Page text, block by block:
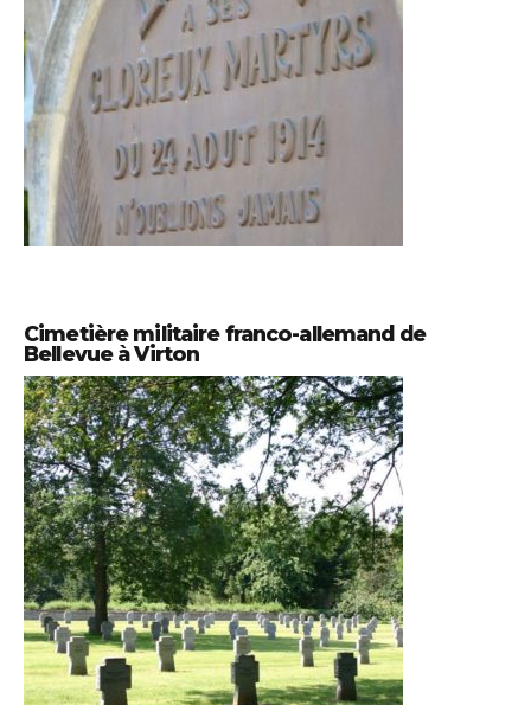
Cimetière militaire franco-allemand de
Bellevue à Virton